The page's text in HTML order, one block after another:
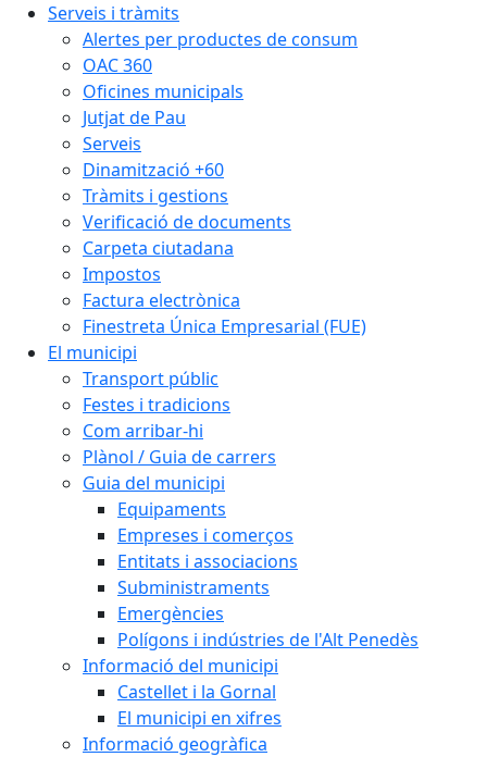
Serveis i tràmits
Alertes per productes de consum
OAC 360
Oficines municipals
Jutjat de Pau
Serveis
Dinamització +60
Tràmits i gestions
Verificació de documents
Carpeta ciutadana
Impostos
Factura electrònica
Finestreta Única Empresarial (FUE)
El municipi
Transport públic
Festes i tradicions
Com arribar-hi
Plànol / Guia de carrers
Guia del municipi
Equipaments
Empreses i comerços
Entitats i associacions
Subministraments
Emergències
Polígons i indústries de l'Alt Penedès
Informació del municipi
Castellet i la Gornal
El municipi en xifres
Informació geogràfica